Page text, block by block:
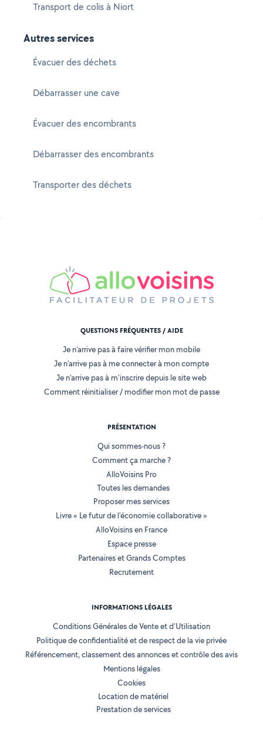
Transport de colis à Niort
Autres services
Évacuer des déchets
Débarrasser une cave
Évacuer des encombrants
Débarrasser des encombrants
Transporter des déchets
QUESTIONS FRÉQUENTES / AIDE
Je n'arrive pas à faire vérifier mon mobile
Je n'arrive pas à me connecter à mon compte
Je n'arrive pas à m'inscrire depuis le site web
Comment réinitialiser / modifier mon mot de passe
PRÉSENTATION
Qui sommes-nous ?
Comment ça marche ?
AlloVoisins Pro
Toutes les demandes
Proposer mes services
Livre « Le futur de l'économie collaborative »
AlloVoisins en France
Espace presse
Partenaires et Grands Comptes
Recrutement
INFORMATIONS LÉGALES
Conditions Générales de Vente et d'Utilisation
Politique de confidentialité et de respect de la vie privée
Référencement, classement des annonces et contrôle des avis
Mentions légales
Cookies
Location de matériel
Prestation de services